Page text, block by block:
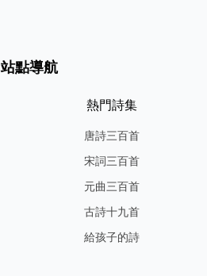
站點導航
熱門詩集
唐詩三百首
宋詞三百首
元曲三百首
古詩十九首
給孩子的詩